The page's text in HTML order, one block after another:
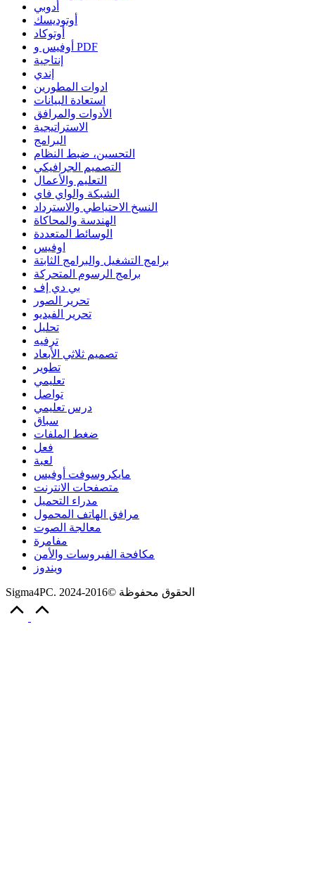
أدوبي
أوتوديسك
أوتوكاد
أوفيس و PDF
إنتاجية
إندي
ادوات المطورين
استعادة البيانات
الأدوات والمرافق
الاستراتيجية
البرامج
التحسين، ضبط النظام
التصميم الجرافيكي
التعليم والأعمال
الشبكة والواي فاي
النسخ الاحتياطي والاسترداد
الهندسة والمحاكاة
الوسائط المتعددة
اوفيس
برامج التشغيل والبرامج الثابتة
برامج الرسوم المتحركة
بي دي إف
تحرير الصور
تحرير الفيديو
تحليل
ترفيه
تصميم ثلاثي الأبعاد
تطوير
تعليمي
تواصل
درس تعليمي
سباق
ضغط الملفات
فعل
لعبة
مايكروسوفت أوفيس
متصفحات الانترنت
مدراء التحميل
مرافق الهاتف المحمول
معالجة الصوت
مفامرة
مكافحة الفيروسات والأمن
ويندوز
Sigma4PC. الحقوق محفوظة ©2016-2024